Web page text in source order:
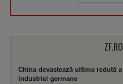
ZF.RO
China devastează ultima redută a
industriei germane